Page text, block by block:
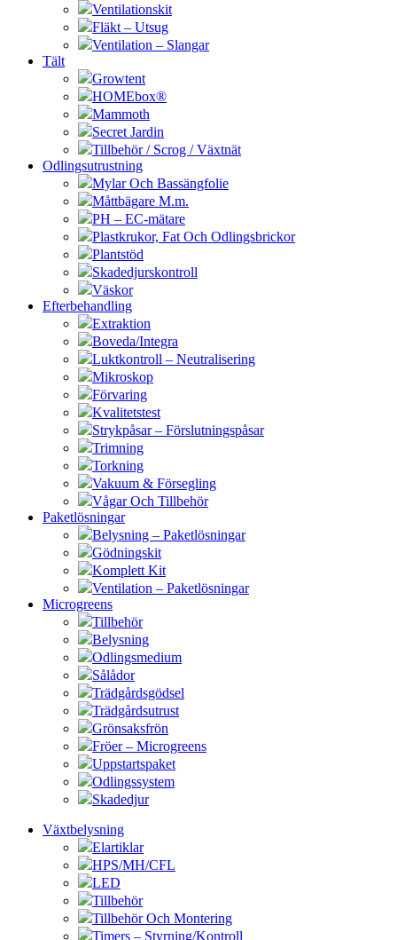
Ventilationskit
Fläkt – Utsug
Ventilation – Slangar
Tält
Growtent
HOMEbox®
Mammoth
Secret Jardin
Tillbehör / Scrog / Växtnät
Odlingsutrustning
Mylar Och Bassängfolie
Måttbägare M.m.
PH – EC-mätare
Plastkrukor, Fat Och Odlingsbrickor
Plantstöd
Skadedjurskontroll
Väskor
Efterbehandling
Extraktion
Boveda/Integra
Luktkontroll – Neutralisering
Mikroskop
Förvaring
Kvalitetstest
Strykpåsar – Förslutningspåsar
Trimning
Torkning
Vakuum & Försegling
Vågar Och Tillbehör
Paketlösningar
Belysning – Paketlösningar
Gödningskit
Komplett Kit
Ventilation – Paketlösningar
Microgreens
Tillbehör
Belysning
Odlingsmedium
Sålådor
Trädgårdsgödsel
Trädgårdsutrust
Grönsaksfrön
Fröer – Microgreens
Uppstartspaket
Odlingssystem
Skadedjur
Växtbelysning
Elartiklar
HPS/MH/CFL
LED
Tillbehör
Tillbehör Och Montering
Timers – Styrning/Kontroll